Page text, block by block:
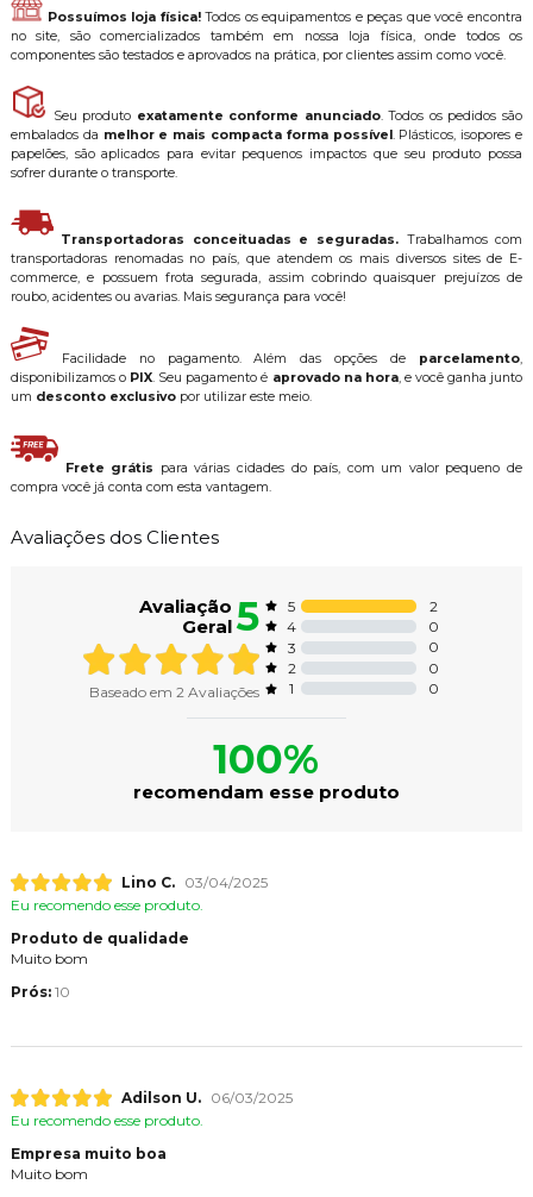
Possuímos loja física!Todos os equipamentos e peças que você encontra
no site, são comercializados também em nossa loja física, onde todos os
componentes são testados e aprovados na prática, por clientes assim como você.
Seu produto exatamente conforme anunciado. Todos os pedidos são
embalados da melhor e mais compacta forma possível. Plásticos, isopores e
papelões, são aplicados para evitar pequenos impactos que seu produto possa
sofrer durante o transporte.
Transportadoras conceituadas e seguradas. Trabalhamos com
transportadoras renomadas no país, que atendem os mais diversos sites de E-
commerce, e possuem frota segurada, assim cobrindo quaisquer prejuízos de
roubo, acidentes ou avarias. Mais segurança para você!
Facilidade no pagamento. Além das opções de parcelamento
disponibilizamos o PIX . Seu pagamento é aprovado na hora, e você ganha junto
um desconto exclusivopor utilizar este meio.
Frete grátis para várias cidades do país, com um valor pequeno de
compra você já conta com esta vantagem.
Avaliações dos Clientes
Avaliação
Geral5
Baseado em 2 Avaliações
5
2
4
0
3
0
2
0
1
0
100%
recomendam esse produto
Lino C.
03/04/2025
Eu recomendo esse produto.
Produto de qualidade
Muito bom
Prós: 10
Adilson U.
06/03/2025
Eu recomendo esse produto.
Empresa muito boa
Muito bom